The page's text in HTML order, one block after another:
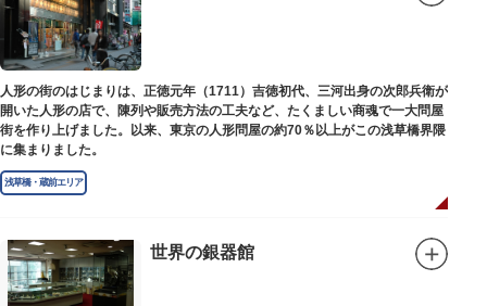
人形の街のはじまりは、正徳元年（1711）吉徳初代、三河出身の次郎兵衛が
開いた人形の店で、陳列や販売方法の工夫など、たくましい商魂で一大問屋
街を作り上げました。以来、東京の人形問屋の約70％以上がこの浅草橋界隈
に集まりました。
浅草橋・蔵前エリア
世界の銀器館